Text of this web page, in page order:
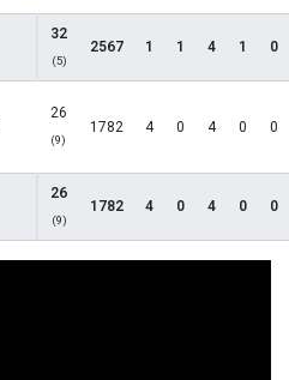
32
(5)
2567 1 1 4 1 0
26
(9)
1782 4 0 4 0 0
26
(9)
1782 4 0 4 0 0